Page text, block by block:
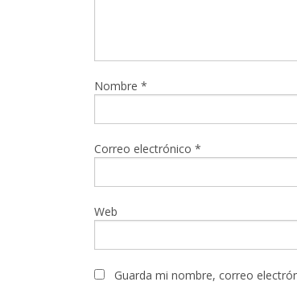
Nombre *
Correo electrónico *
Web
Guarda mi nombre, correo